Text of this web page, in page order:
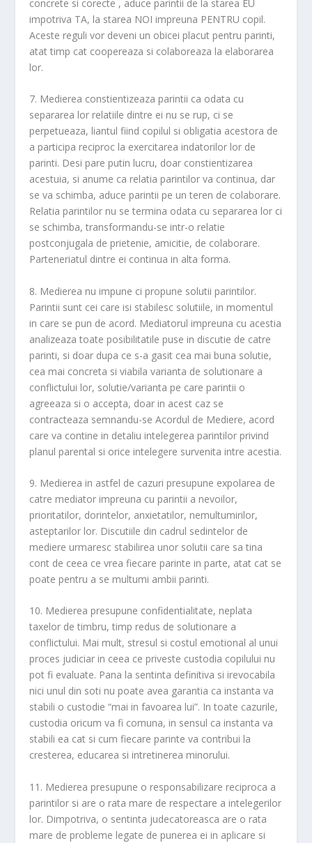
concrete si corecte , aduce parintii de la starea EU
impotriva TA, la starea NOI impreuna PENTRU copil.
Aceste reguli vor deveni un obicei placut pentru parinti,
atat timp cat coopereaza si colaboreaza la elaborarea
lor.
7. Medierea constientizeaza parintii ca odata cu
separarea lor relatiile dintre ei nu se rup, ci se
perpetueaza, liantul fiind copilul si obligatia acestora de
a participa reciproc la exercitarea indatorilor lor de
parinti. Desi pare putin lucru, doar constientizarea
acestuia, si anume ca relatia parintilor va continua, dar
se va schimba, aduce parintii pe un teren de colaborare.
Relatia parintilor nu se termina odata cu separarea lor ci
se schimba, transformandu-se intr-o relatie
postconjugala de prietenie, amicitie, de colaborare.
Parteneriatul dintre ei continua in alta forma.
8. Medierea nu impune ci propune solutii parintilor.
Parintii sunt cei care isi stabilesc solutiile, in momentul
in care se pun de acord. Mediatorul impreuna cu acestia
analizeaza toate posibilitatile puse in discutie de catre
parinti, si doar dupa ce s-a gasit cea mai buna solutie,
cea mai concreta si viabila varianta de solutionare a
conflictului lor, solutie/varianta pe care parintii o
agreeaza si o accepta, doar in acest caz se
contracteaza semnandu-se Acordul de Mediere, acord
care va contine in detaliu intelegerea parintilor privind
planul parental si orice intelegere survenita intre acestia.
9. Medierea in astfel de cazuri presupune expolarea de
catre mediator impreuna cu parintii a nevoilor,
prioritatilor, dorintelor, anxietatilor, nemultumirilor,
asteptarilor lor. Discutiile din cadrul sedintelor de
mediere urmaresc stabilirea unor solutii care sa tina
cont de ceea ce vrea fiecare parinte in parte, atat cat se
poate pentru a se multumi ambii parinti.
10. Medierea presupune confidentialitate, neplata
taxelor de timbru, timp redus de solutionare a
conflictului. Mai mult, stresul si costul emotional al unui
proces judiciar in ceea ce priveste custodia copilului nu
pot fi evaluate. Pana la sentinta definitiva si irevocabila
nici unul din soti nu poate avea garantia ca instanta va
stabili o custodie “mai in favoarea lui”. In toate cazurile,
custodia oricum va fi comuna, in sensul ca instanta va
stabili ea cat si cum fiecare parinte va contribui la
cresterea, educarea si intretinerea minorului.
11. Medierea presupune o responsabilizare reciproca a
parintilor si are o rata mare de respectare a intelegerilor
lor. Dimpotriva, o sentinta judecatoreasca are o rata
mare de probleme legate de punerea ei in aplicare si